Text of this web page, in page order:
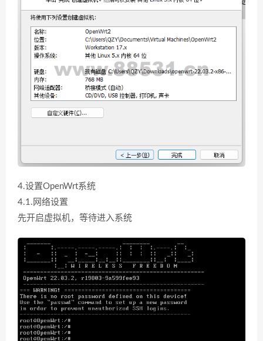
4.设置OpenWrt系统
4.1.网络设置
先开启虚拟机，等待进入系统